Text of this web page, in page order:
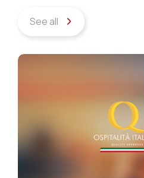
See all